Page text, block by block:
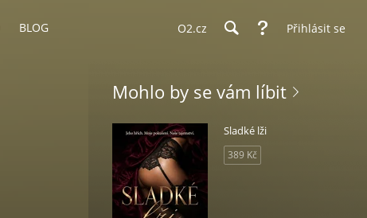
BLOG O2.cz Přihlásit se
Mohlo by se vám líbit
Sladké lži
389 Kč